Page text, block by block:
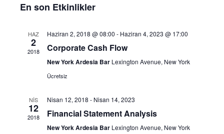
ve
En son Etkinlikler
HAZ
2
2018
Haziran 2, 2018 @ 08:00 - Haziran 4, 2023 @ 17:00
Corporate Cash Flow
New York Ardesia Bar Lexington Avenue, New York
Ücretsiz
NIS
12
2018
Nisan 12, 2018 - Nisan 14, 2023
Financial Statement Analysis
New York Ardesia Bar Lexington Avenue, New York